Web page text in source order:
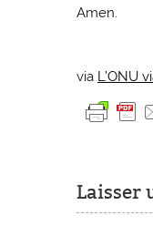
Amen.
via L’ONU
Laisser